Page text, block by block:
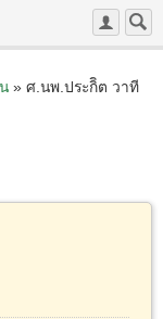
» ศ.นพ.ประกิิต วาที